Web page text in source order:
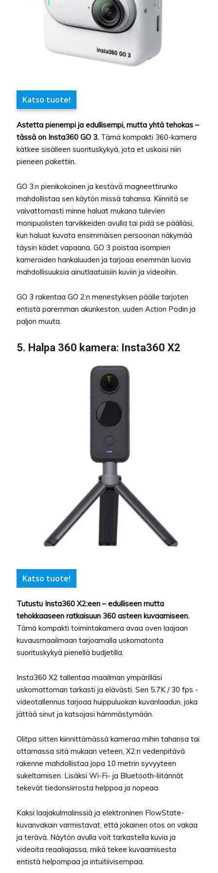
Katso tuote!
Astetta pienempi ja edullisempi, mutta yhtä tehokas –
tässä on Insta360 GO 3. Tämä kompakti 360-kamera
kätkee sisälleen suorituskykyä, jota et uskoisi niin
pieneen pakettiin.
GO 3:n pienikokoinen ja kestävä magneettirunko
mahdollistaa sen käytön missä tahansa. Kiinnitä se
vaivattomasti minne haluat mukana tulevien
monipuolisten tarvikkeiden avulla tai pidä se päälläsi,
kun haluat kuvata ensimmäisen persoonan näkymää
täysin kädet vapaana. GO 3 poistaa isompien
kameroiden hankaluuden ja tarjoaa enemmän luovia
mahdollisuuksia ainutlaatuisiin kuviin ja videoihin.
GO 3 rakentaa GO 2:n menestyksen päälle tarjoten
entistä paremman akunkeston, uuden Action Podin ja
paljon muuta.
5. Halpa 360 kamera: Insta360 X2
Katso tuote!
Tutustu Insta360 X2:een – edulliseen mutta
tehokkaaseen ratkaisuun 360 asteen kuvaamiseen.
Tämä kompakti toimintakamera avaa oven laajaan
kuvausmaailmaan tarjoamalla uskomatonta
suorituskykyä pienellä budjetilla.
Insta360 X2 tallentaa maailman ympärilläsi
uskomattoman tarkasti ja elävästi. Sen 5.7K / 30 fps -
videotallennus tarjoaa huippuluokan kuvanlaadun, joka
jättää sinut ja katsojasi hämmästymään.
Olitpa sitten kiinnittämässä kameraa mihin tahansa tai
ottamassa sitä mukaan veteen, X2:n vedenpitävä
rakenne mahdollistaa jopa 10 metrin syvyyteen
sukeltamisen. Lisäksi Wi-Fi- ja Bluetooth-liitännät
tekevät tiedonsiirrosta helppoa ja nopeaa.
Kaksi laajakulmalinssiä ja elektroninen FlowState-
kuvanvakain varmistavat, että jokainen otos on vakaa
ja terävä. Näytön avulla voit tarkastella kuvia ja
videoita reaaliajassa, mikä tekee kuvaamisesta
entistä helpompaa ja intuitiivisempaa.